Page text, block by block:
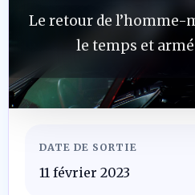
Le retour de l’homme-
le temps et
DATE DE SORTIE
11 février 2023